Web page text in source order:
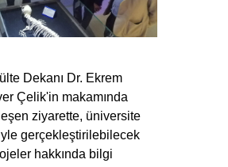
Dekanı Dr. Ekrem
Çelik'in makamında
ziyarette, üniversite
gerçekleştirilebilecek
hakkında bilgi